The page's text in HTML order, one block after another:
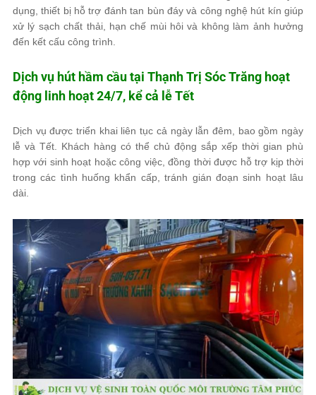
dụng, thiết bị hỗ trợ đánh tan bùn đáy và công nghệ hút kín giúp
xử lý sạch chất thải, hạn chế mùi hôi và không làm ảnh hưởng
đến kết cấu công trình.
Dịch vụ hút hầm cầu tại Thạnh Trị Sóc Trăng hoạt
động linh hoạt 24/7, kể cả lễ Tết
Dịch vụ được triển khai liên tục cả ngày lẫn đêm, bao gồm ngày
lễ và Tết. Khách hàng có thể chủ động sắp xếp thời gian phù
hợp với sinh hoạt hoặc công việc, đồng thời được hỗ trợ kịp thời
trong các tình huống khẩn cấp, tránh gián đoạn sinh hoạt lâu
dài.